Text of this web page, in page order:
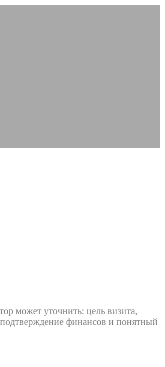
может уточнить: цель визита,
финансов и понятный